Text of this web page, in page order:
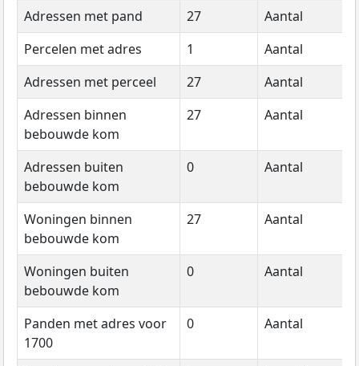
Adressen met pand
27 Aantal
Percelen met adres
1 Aantal
Adressen met perceel
27 Aantal
Adressen binnen
bebouwde kom
27 Aantal
Adressen buiten
bebouwde kom
0 Aantal
Woningen binnen
bebouwde kom
27 Aantal
Woningen buiten
bebouwde kom
0 Aantal
Panden met adres voor
1700
0 Aantal